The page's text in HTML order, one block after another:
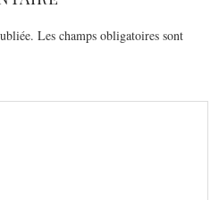
Les champs obligatoires sont